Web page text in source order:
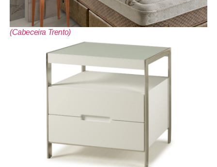
(Cabeceira Trento)